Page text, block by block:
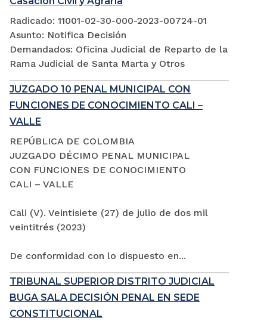
Radicado: 11001-02-30-000-2023-00724-01
Asunto: Notifica Decisión
Demandados: Oficina Judicial de Reparto de la
Rama Judicial de Santa Marta y Otros
JUZGADO 10 PENAL MUNICIPAL CON
FUNCIONES DE CONOCIMIENTO CALI –
VALLE
REPÚBLICA DE COLOMBIA
JUZGADO DÉCIMO PENAL MUNICIPAL
CON FUNCIONES DE CONOCIMIENTO
CALI – VALLE
Cali (V). Veintisiete (27) de julio de dos mil
veintitrés (2023)
De conformidad con lo dispuesto en...
TRIBUNAL SUPERIOR DISTRITO JUDICIAL
BUGA SALA DECISIÓN PENAL EN SEDE
CONSTITUCIONAL